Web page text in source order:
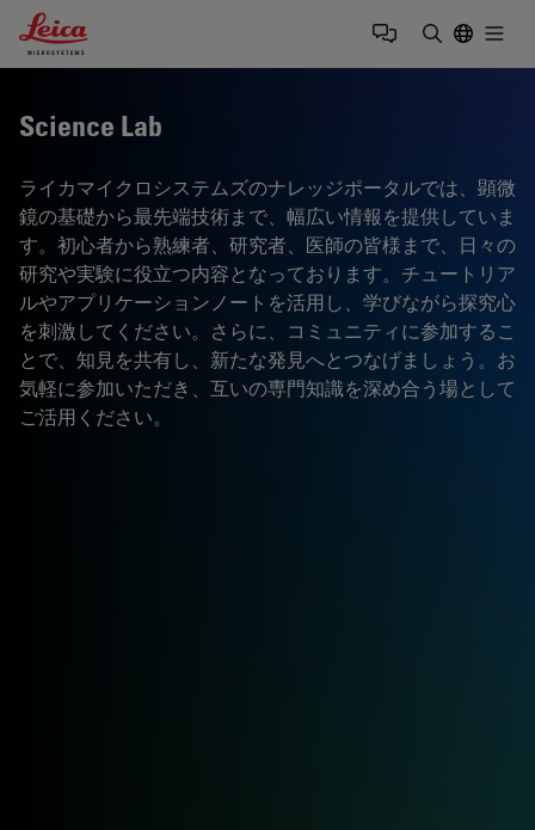
Leica Microsystems Logo
Science Lab
ライカマイクロシステムズのナレッジポータルでは、顕微
鏡の基礎から最先端技術まで、幅広い情報を提供していま
す。初心者から熟練者、研究者、医師の皆様まで、日々の
研究や実験に役立つ内容となっております。チュートリア
ルやアプリケーションノートを活用し、学びながら探究心
を刺激してください。さらに、コミュニティに参加するこ
とで、知見を共有し、新たな発見へとつなげましょう。お
気軽に参加いただき、互いの専門知識を深め合う場として
ご活用ください。